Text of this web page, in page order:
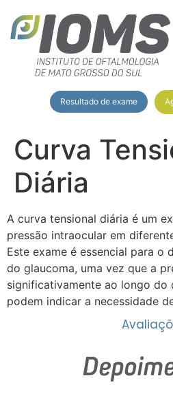
Resultado de exame
Curva
Diária
A curva tensional diária é um
pressão intraocular em
Este exame é essencial para o
do glaucoma, uma vez que a
significativamente ao longo do
podem indicar a necessidade